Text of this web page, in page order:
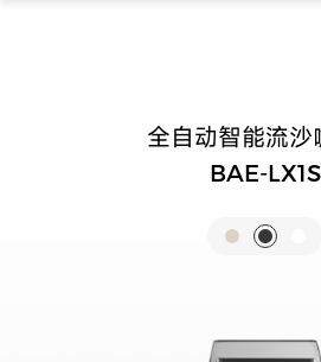
全自动智能流沙
BAE-LX1S